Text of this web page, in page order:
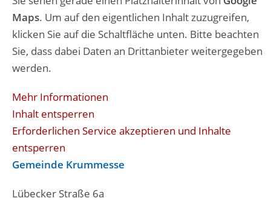
Maps. Um auf den eigentlichen Inhalt zuzugreifen,
klicken Sie auf die Schaltfläche unten. Bitte beachten
Sie, dass dabei Daten an Drittanbieter weitergegeben
werden.
Mehr Informationen
Inhalt entsperren
Erforderlichen Service akzeptieren und Inhalte
entsperren
Gemeinde Krummesse
Lübecker Straße 6a